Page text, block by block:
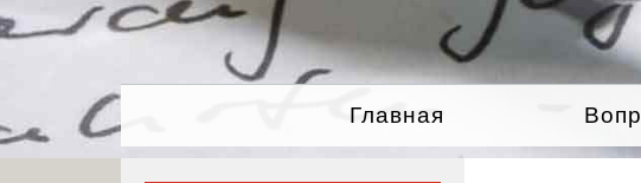
Главная